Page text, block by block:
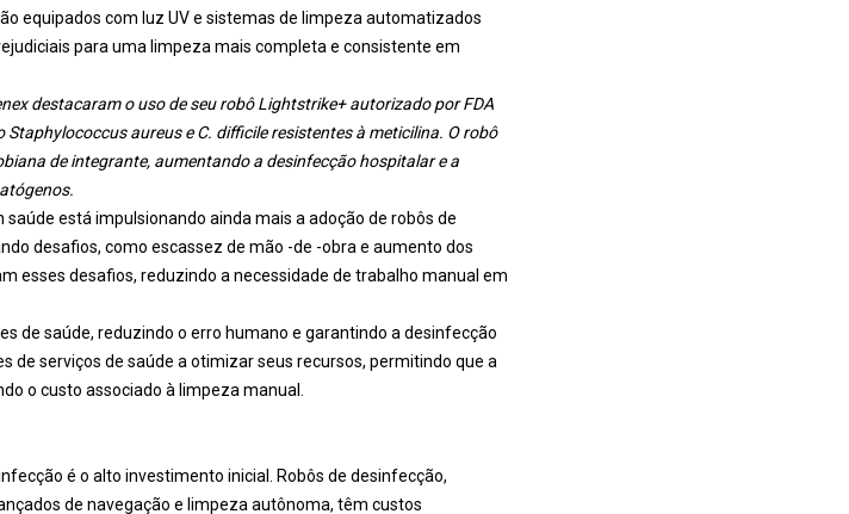
equipados com luz UV e sistemas de limpeza automatizados
para uma limpeza mais completa e consistente em
destacaram o uso de seu robô Lightstrike+ autorizado por FDA
aureus e C. difficile resistentes à meticilina. O robô
de integrante, aumentando a desinfecção hospitalar e a
está impulsionando ainda mais a adoção de robôs de
desafios, como escassez de mão -de -obra e aumento dos
esses desafios, reduzindo a necessidade de trabalho manual em
de saúde, reduzindo o erro humano e garantindo a desinfecção
de serviços de saúde a otimizar seus recursos, permitindo que a
o custo associado à limpeza manual.
é o alto investimento inicial. Robôs de desinfecção,
de navegação e limpeza autônoma, têm custos